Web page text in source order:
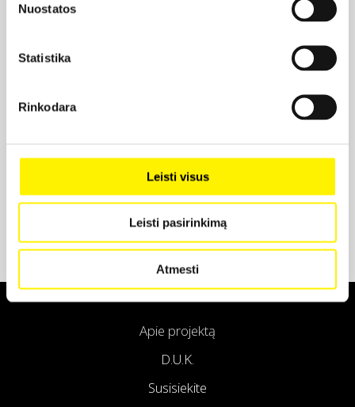
Nuostatos
Statistika
Rinkodara
Leisti visus
Leisti pasirinkimą
Atmesti
Apie projektą
D.U.K.
Susisiekite